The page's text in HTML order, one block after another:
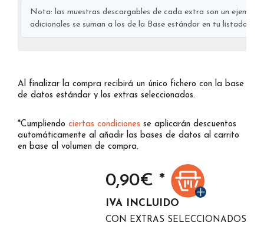
Nota: las muestras descargables de cada extra son un
adicionales se suman a los de la Base estándar en tu listado
Al finalizar la compra recibirá un único fichero con la base
de datos estándar y los extras seleccionados.
*Cumpliendo ciertas condiciones se aplicarán descuentos
automáticamente al añadir las bases de datos al carrito
en base al volumen de compra.
0,90€ *
IVA INCLUIDO
CON EXTRAS SELECCIONADOS